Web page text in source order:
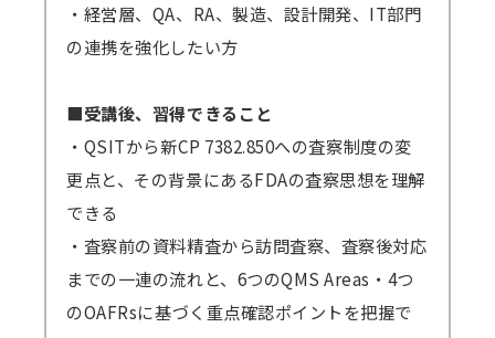
・経営層、QA、RA、製造、設計開発、IT部門
の連携を強化したい方
■受講後、習得できること
・QSITから新CP 7382.850への査察制度の変
更点と、その背景にあるFDAの査察思想を理解
できる
・査察前の資料精査から訪問査察、査察後対応
までの一連の流れと、6つのQMS Areas・4つ
のOAFRsに基づく重点確認ポイントを把握で